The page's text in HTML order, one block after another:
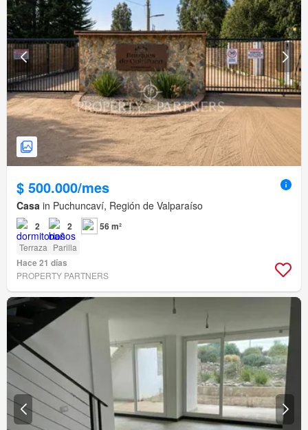
$ 500.000/mes
Casa in Puchuncaví, Región de Valparaíso
2 2 56 m²
Terraza Parilla
Hace 21 días
PROPERTY PARTNERS